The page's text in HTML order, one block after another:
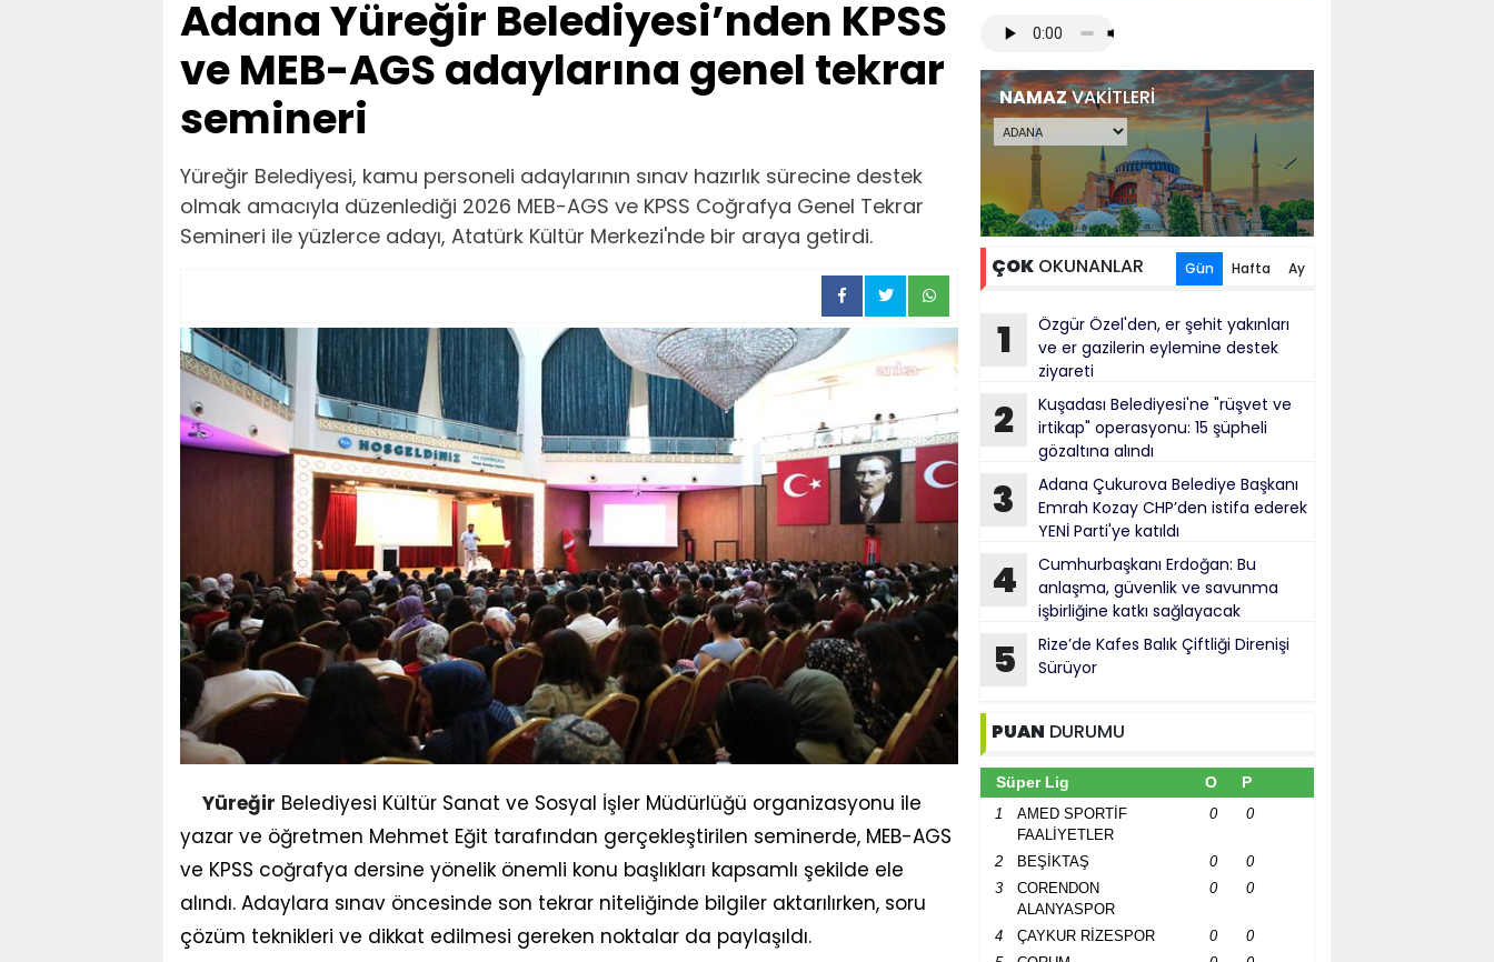
Adana Yüreğir Belediyesi’nden KPSS
ve MEB-AGS adaylarına genel tekrar
semineri
Yüreğir Belediyesi, kamu personeli adaylarının sınav hazırlık sürecine destek
olmak amacıyla düzenlediği 2026 MEB-AGS ve KPSS Coğrafya Genel Tekrar
Semineri ile yüzlerce adayı, Atatürk Kültür Merkezi'nde bir araya getirdi.
Yüreğir Belediyesi Kültür Sanat ve Sosyal İşler Müdürlüğü organizasyonu ile
yazar ve öğretmen Mehmet Eğit tarafından gerçekleştirilen seminerde, MEB-AGS
ve KPSS coğrafya dersine yönelik önemli konu başlıkları kapsamlı şekilde ele
alındı. Adaylara sınav öncesinde son tekrar niteliğinde bilgiler aktarılırken, soru
çözüm teknikleri ve dikkat edilmesi gereken noktalar da paylaşıldı.
NAMAZVAKİTLERİ
ÇOK OKUNANLAR Gün Hafta Ay
1
Özgür Özel'den, er şehit yakınları
ve er gazilerin eylemine destek
ziyareti
2
Kuşadası Belediyesi'ne "rüşvet ve
irtikap" operasyonu: 15 şüpheli
gözaltına alındı
3
Adana Çukurova Belediye Başkanı
Emrah Kozay CHP’den istifa ederek
YENİ Parti'ye katıldı
4
Cumhurbaşkanı Erdoğan: Bu
anlaşma, güvenlik ve savunma
işbirliğine katkı sağlayacak
5
Rize’de Kafes Balık Çiftliği Direnişi
Sürüyor
PUAN DURUMU
Süper Lig O P
1
AMED SPORTİF
FAALİYETLER
0 0
2 BEŞİKTAŞ 0
0
3
CORENDON
ALANYASPOR
0 0
4 ÇAYKUR RİZESPOR 0
0